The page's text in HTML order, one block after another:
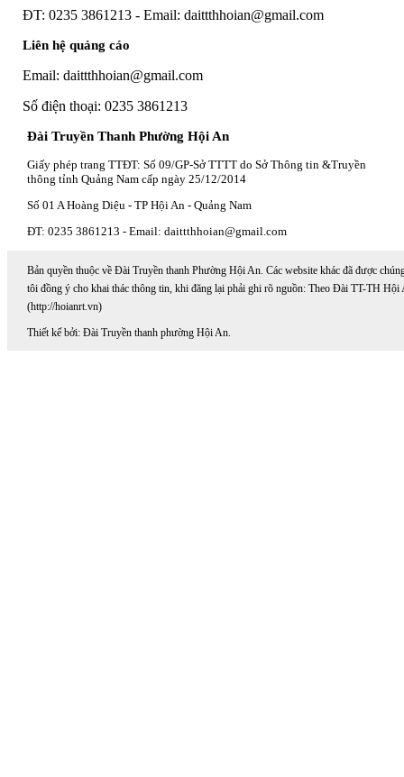
ĐT: 0235 3861213 - Email: daittthhoian@gmail.com
Liên hệ quảng cáo
Email: daittthhoian@gmail.com
Số điện thoại: 0235 3861213
Đài Truyền Thanh Phường Hội An
Giấy phép trang TTĐT: Số 09/GP-Sở TTTT do Sở Thông tin &Truyền
thông tỉnh Quảng Nam cấp ngày 25/12/2014
Số 01 A Hoàng Diệu - TP Hội An - Quảng Nam
ĐT: 0235 3861213 - Email: daittthhoian@gmail.com
Bản quyền thuộc về Đài Truyền thanh Phường Hội An. Các website khác đã được
tôi đồng ý cho khai thác thông tin, khi đăng lại phải ghi rõ nguồn: Theo Đài TT-TH Hội
(http://hoianrt.vn)
Thiết kế bởi: Đài Truyền thanh phường Hội An.